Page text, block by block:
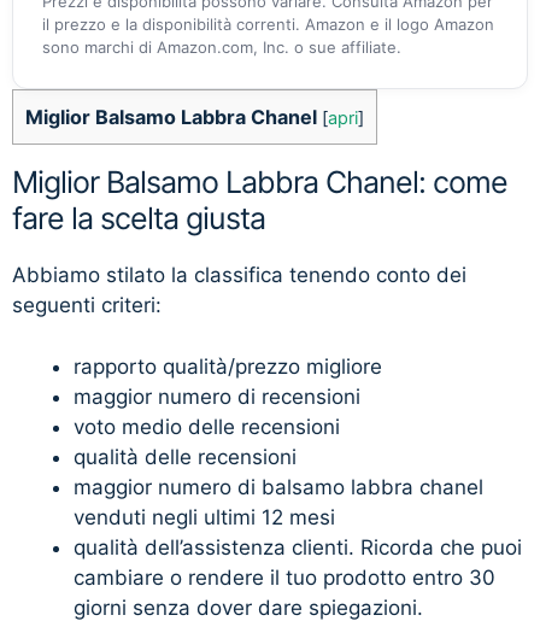
il prezzo e la disponibilità correnti. Amazon e il logo Amazon
sono marchi di Amazon.com, Inc. o sue affiliate.
Miglior Balsamo Labbra Chanel [apri]
Miglior Balsamo Labbra Chanel: come
fare la scelta giusta
Abbiamo stilato la classifica tenendo conto dei
seguenti criteri:
rapporto qualità/prezzo migliore
maggior numero di recensioni
voto medio delle recensioni
qualità delle recensioni
maggior numero di balsamo labbra chanel
venduti negli ultimi 12 mesi
qualità dell’assistenza clienti. Ricorda che puoi
cambiare o rendere il tuo prodotto entro 30
giorni senza dover dare spiegazioni.